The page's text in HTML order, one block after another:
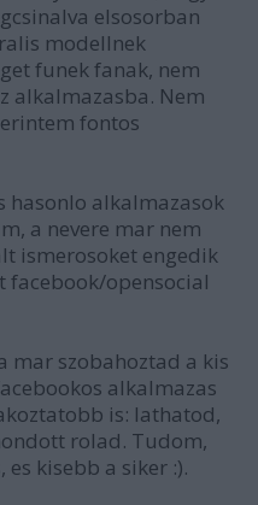
elsosorban
modellnek
funek fanak, nem
alkalmazasba. Nem
fontos
hasonlo alkalmazasok
a nevere mar nem
ismerosoket engedik
facebook/opensocial
mar szobahoztad a kis
alkalmazas
is: lathatod,
rolad. Tudom,
kisebb a siker :).